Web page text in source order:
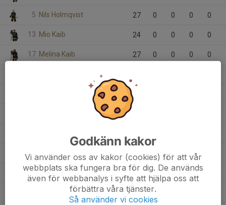
5 Nils Holmqvist 27 0 0 0 0
13 Mio Kaib 24 0 0 0 0
17 Melina Kaib 27 0 0 0 0
30
20 Killian Melin
22 Kevin Rikkonen 6 0 0 0
Julius Pettersson 30 0
Godkänn kakor
Vi använder oss av kakor (cookies) för att vår
webbplats ska fungera bra för dig. De används
även för webbanalys i syfte att hjälpa oss att
förbättra våra tjänster.
Så använder vi cookies